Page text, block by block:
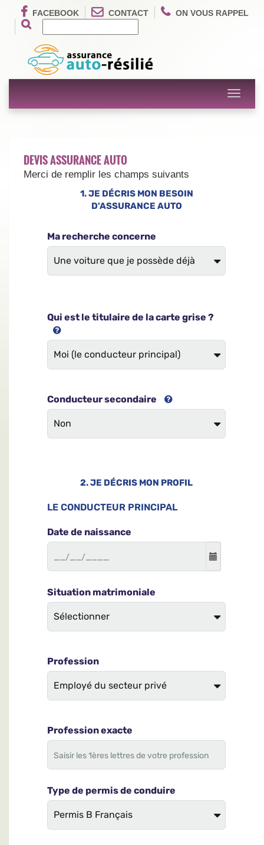
FACEBOOK CONTACT ON VOUS RAPPEL
Toggle
DEVIS ASSURANCE AUTO
Merci de remplir les champs suivants